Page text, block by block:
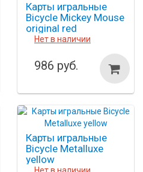
Карты игральные
Bicycle Mickey Mouse
original red
Нет в наличии
986 руб.
Карты игральные
Bicycle Metalluxe
yellow